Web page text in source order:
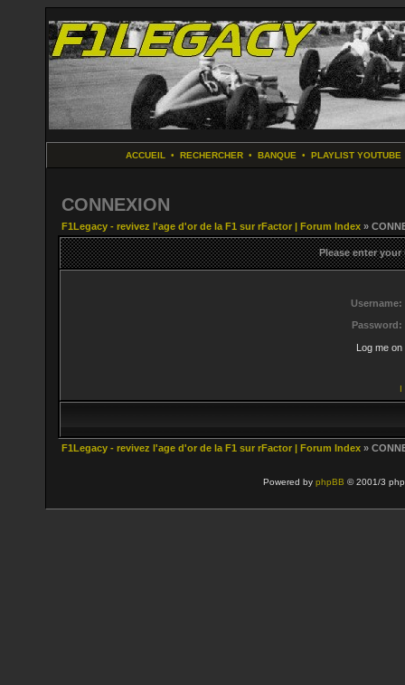
ACCUEIL • RECHERCHER• BANQUE • PLAYLIST YOUTUBE
CONNEXION
F1Legacy - revivez l'age d'or de la F1 sur rFactor | Forum Index »
Please enter
Username:
Password:
Log me
I
F1Legacy - revivez l'age d'or de la F1 sur rFactor | Forum Index »
Powered by phpBB © 2001/3